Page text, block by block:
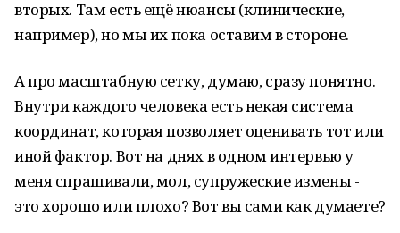
вторых. Там есть ещё нюансы (клинические,
например), но мы их пока оставим в стороне.
А про масштабную сетку, думаю, сразу понятно.
Внутри каждого человека есть некая система
координат, которая позволяет оценивать тот или
иной фактор. Вот на днях в одном интервью у
меня спрашивали, мол, супружеские измены -
это хорошо или плохо? Вот вы сами как думаете?